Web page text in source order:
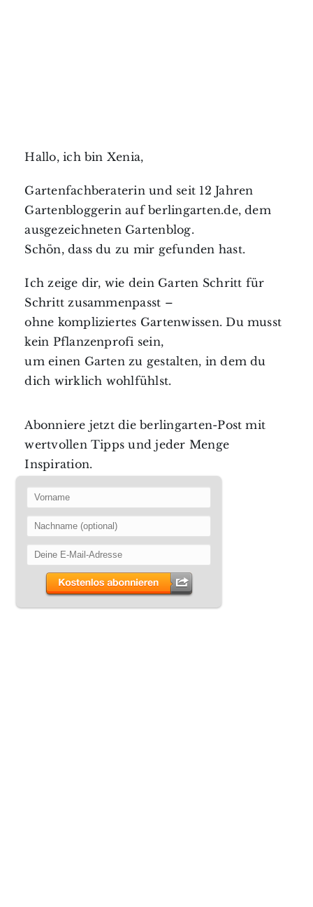
Hallo, ich bin Xenia,
Gartenfachberaterin und seit 12 Jahren
Gartenbloggerin auf berlingarten.de, dem
ausgezeichneten Gartenblog.
Schön, dass du zu mir gefunden hast.
Ich zeige dir, wie dein Garten Schritt für
Schritt zusammenpasst –
ohne kompliziertes Gartenwissen. Du musst
kein Pflanzenprofi sein,
um einen Garten zu gestalten, in dem du
dich wirklich wohlfühlst.
Abonniere jetzt die berlingarten-Post mit
wertvollen Tipps und jeder Menge
Inspiration.